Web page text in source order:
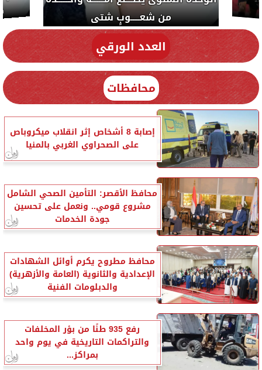
دي سياسة
العدد الورقي
محافظات
إصابة 8 أشخاص إثر انقلاب ميكروباص
على الصحراوي الغربي بالمنيا
محافظ الأقصر: التأمين الصحي الشامل
مشروع قومي.. ونعمل على تحسين
جودة الخدمات
محافظ مطروح يكرم أوائل الشهادات
الإعدادية والثانوية (العامة والأزهرية)
والدبلومات الفنية
رفع 935 طنًا من بؤر المخلفات
والتراكمات التاريخية في يوم واحد
بمراكز...